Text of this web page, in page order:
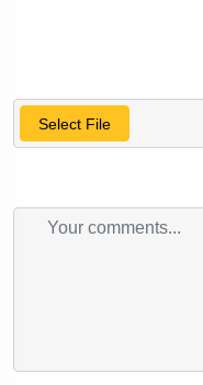
Select File